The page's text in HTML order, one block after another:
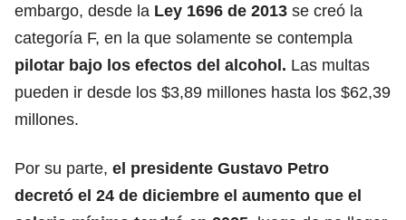
embargo, desde la Ley 1696 de 2013 se creó la
categoría F, en la que solamente se contempla
pilotar bajo los efectos del alcohol. Las multas
pueden ir desde los $3,89 millones hasta los $62,39
millones.
Por su parte, el presidente Gustavo Petro
decretó el 24 de diciembre el aumento que el